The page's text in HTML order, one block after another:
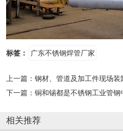
标签： 广东不锈钢焊管厂家
上一篇： 钢材、管道及加工件现场
下一篇： 铜和锡都是不锈钢工业管钢
相关推荐